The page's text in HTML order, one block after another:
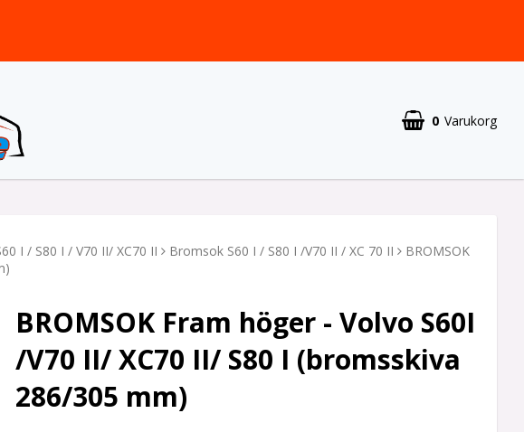
0 Varukorg
I / S80 I / V70 II/ XC70 II Bromsok S60 I / S80 I /V70 II / XC 70 II
BROMSOK
BROMSOK Fram höger - Volvo S60I
/V70 II/ XC70 II/ S80 I (bromsskiva
286/305 mm)